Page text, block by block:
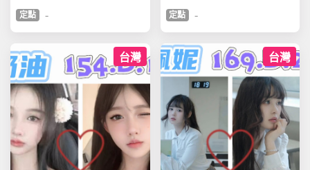
定點 - 定點 -
台灣 台灣